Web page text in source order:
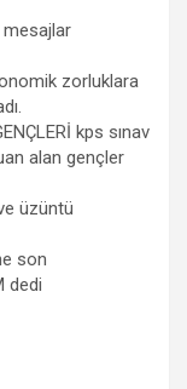
mesajlar
zorluklara
kps sınav
alan gençler
üzüntü
son
dedi